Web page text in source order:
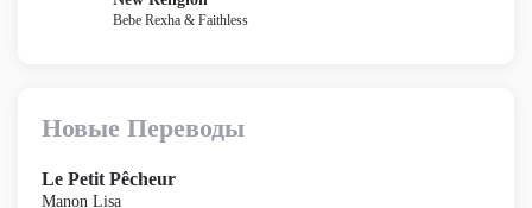
Bebe Rexha & Faithless
Новые Переводы
Le Petit Pêcheur
Manon Lisa